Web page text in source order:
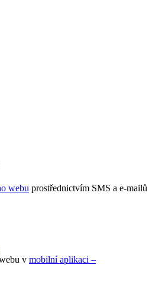
webu prostřednictvím SMS a e-mailů
v mobilní aplikaci –